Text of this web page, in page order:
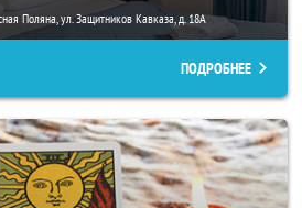
Поляна, ул. Защитников Кавказа, д. 18А
ПОДРОБНЕЕ